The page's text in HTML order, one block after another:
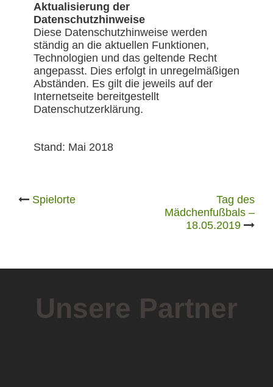
Aktualisierung der
Datenschutzhinweise
Diese Datenschutzhinweise werden
ständig an die aktuellen Funktionen,
Technologien und das geltende Recht
angepasst. Dies erfolgt in unregelmäßigen
Abständen. Es gilt die jeweils auf der
Internetseite bereitgestellt
Datenschutzerklärung.
Stand: Mai 2018
Post
Spielorte
Tag des
Mädchenfußbals –
18.05.2019
Unsere Partner